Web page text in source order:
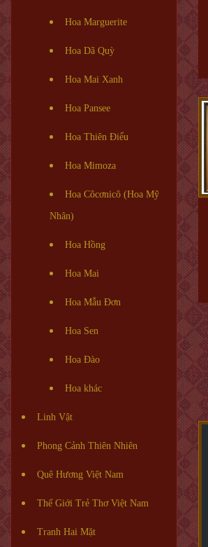
Hoa Marguerite
Hoa Dã Quỳ
Hoa Mai Xanh
Hoa Pansee
Hoa Thiên Điểu
Hoa Mimoza
Hoa Côcơnicô (Hoa Mỹ
Nhân)
Hoa Hồng
Hoa Mai
Hoa Mẫu Đơn
Hoa Sen
Hoa Đào
Hoa khác
Linh Vật
Phong Cảnh Thiên Nhiên
Quê Hương Việt Nam
Thế Giới Trẻ Thơ Việt Nam
Tranh Hai Mặt